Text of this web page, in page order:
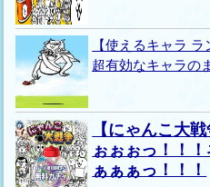
【使えるキャラ
超有効なキャラの
【にゃんこ大
ぉぉぉっ！！
ぁぁぁっ！！！